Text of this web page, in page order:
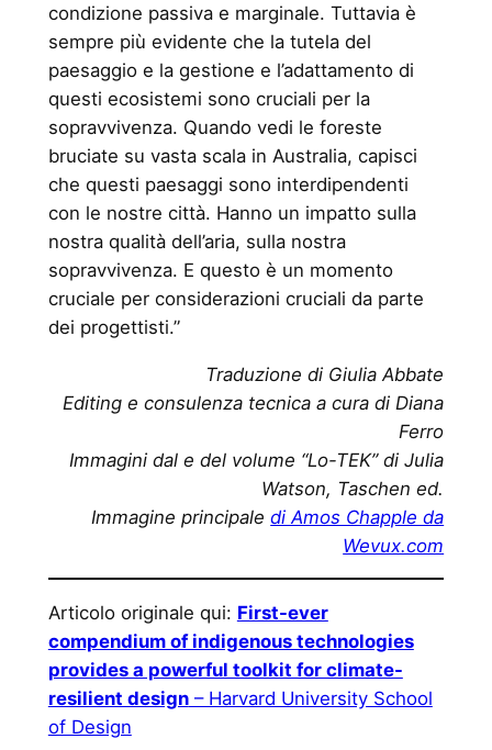
condizione passiva e marginale. Tuttavia è
sempre più evidente che la tutela del
paesaggio e la gestione e l’adattamento di
questi ecosistemi sono cruciali per la
sopravvivenza. Quando vedi le foreste
bruciate su vasta scala in Australia, capisci
che questi paesaggi sono interdipendenti
con le nostre città. Hanno un impatto sulla
nostra qualità dell’aria, sulla nostra
sopravvivenza. E questo è un momento
cruciale per considerazioni cruciali da parte
dei progettisti.”
Traduzione di Giulia Abbate
Editing e consulenza tecnica a cura di Diana
Ferro
Immagini dal e del volume “Lo-TEK” di Julia
Watson, Taschen ed.
Immagine principaledi Amos Chapple da
Wevux.com
Articolo originale qui: First-ever
compendium of indigenous technologies
provides a powerful toolkit for climate-
resilient design– Harvard University School
of Design